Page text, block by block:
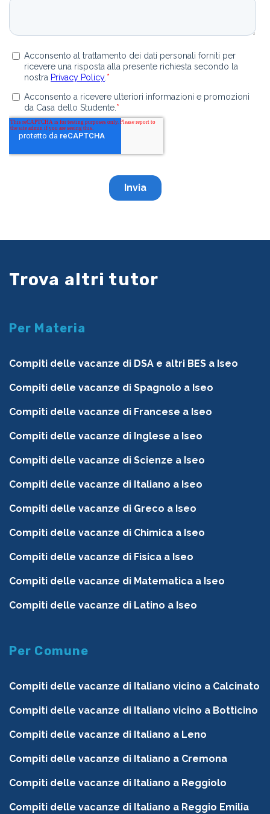
Trova altri tutor
Per Materia
Compiti delle vacanze di DSA e altri BES a Iseo
Compiti delle vacanze di Spagnolo a Iseo
Compiti delle vacanze di Francese a Iseo
Compiti delle vacanze di Inglese a Iseo
Compiti delle vacanze di Scienze a Iseo
Compiti delle vacanze di Italiano a Iseo
Compiti delle vacanze di Greco a Iseo
Compiti delle vacanze di Chimica a Iseo
Compiti delle vacanze di Fisica a Iseo
Compiti delle vacanze di Matematica a Iseo
Compiti delle vacanze di Latino a Iseo
Per Comune
Compiti delle vacanze di Italiano vicino a Calcinato
Compiti delle vacanze di Italiano vicino a Botticino
Compiti delle vacanze di Italiano a Leno
Compiti delle vacanze di Italiano a Cremona
Compiti delle vacanze di Italiano a Reggiolo
Compiti delle vacanze di Italiano a Reggio Emilia